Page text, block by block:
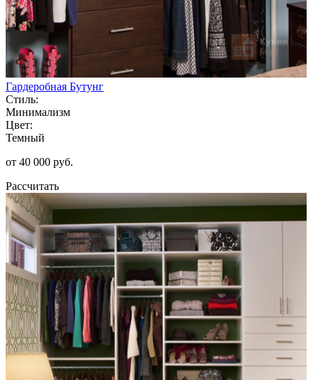
Гардеробная Бутунг
Стиль:
Минимализм
Цвет:
Темный
от 40 000 руб.
Рассчитать